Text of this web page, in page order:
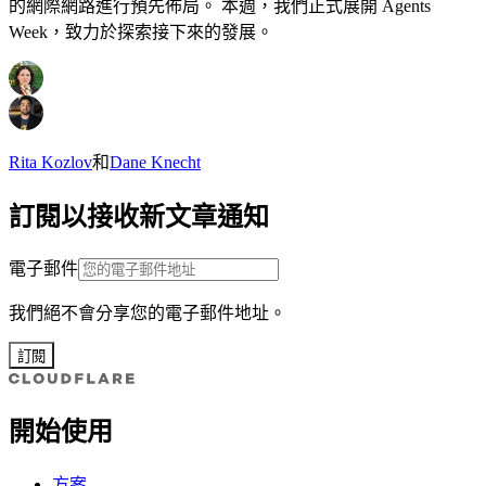
的網際網路進行預先佈局。 本週，我們正式展開 Agents
Week，致力於探索接下來的發展。
Rita Kozlov和Dane Knecht
訂閱以接收新文章通知
電子郵件
我們絕不會分享您的電子郵件地址。
訂閱
開始使用